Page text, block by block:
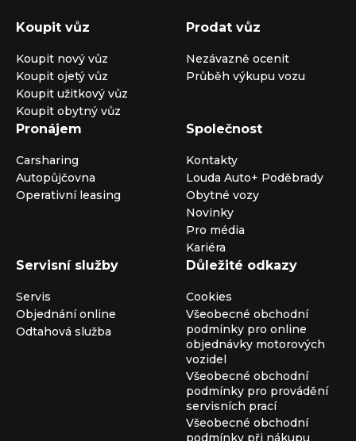
Koupit vůz
Koupit nový vůz
Koupit ojetý vůz
Koupit užitkový vůz
Koupit obytný vůz
Prodat vůz
Nezávazně ocenit
Průběh výkupu vozu
Pronájem
Carsharing
Autopůjčovna
Operativní leasing
Společnost
Kontakty
Louda Auto+ Poděbrady
Obytné vozy
Novinky
Pro média
Kariéra
Servisní služby
Servis
Objednání online
Odtahová služba
Důležité odkazy
Cookies
Všeobecné obchodní
podmínky pro online
objednávky motorových
vozidel
Všeobecné obchodní
podmínky pro provádění
servisních prací
Všeobecné obchodní
podmínky při nákupu